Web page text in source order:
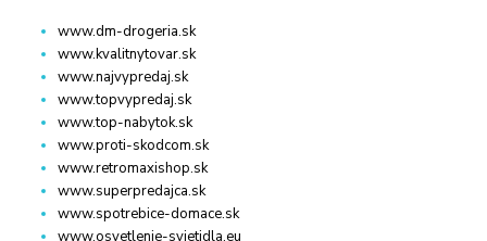
www.dm-drogeria.sk
www.kvalitnytovar.sk
www.najvypredaj.sk
www.topvypredaj.sk
www.top-nabytok.sk
www.proti-skodcom.sk
www.retromaxishop.sk
www.superpredajca.sk
www.spotrebice-domace.sk
www.osvetlenie-svietidla.eu